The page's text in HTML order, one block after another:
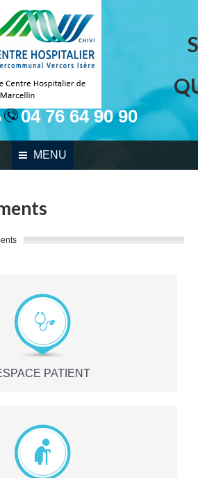
04 76 64 90 90
MENU
PATIENT